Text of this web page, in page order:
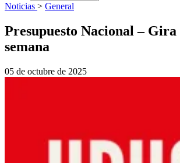
Noticias > General
Presupuesto Nacional –
semana
05 de octubre de 2025